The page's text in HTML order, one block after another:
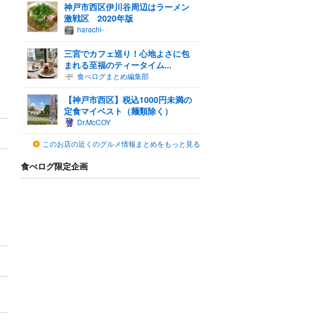
神戸市西区伊川谷周辺はラーメン
激戦区 2020年版
harachi-
三宮でカフェ巡り！心地よさに包
まれる至福のティータイム...
食べログまとめ編集部
【神戸市西区】税込1000円未満の
定食マイベスト（麺類除く）
Dr.McCOY
このお店の近くのグルメ情報まとめをもっと見る
食べログ限定企画